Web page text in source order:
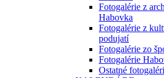
Fotogalérie z
Habovka
Fotogalérie z
podujatí
Fotogalérie zo
Fotogalérie
Ostatné